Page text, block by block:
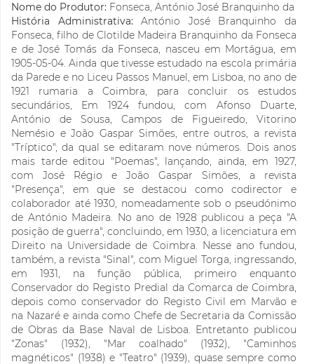
Nome do Produtor: Fonseca, António José Branquinho da
História Administrativa:António José Branquinho da
Fonseca, filho de Clotilde Madeira Branquinho da Fonseca
e de José Tomás da Fonseca, nasceu em Mortágua, em
1905-05-04. Ainda que tivesse estudado na escola primária
da Parede e no Liceu Passos Manuel, em Lisboa, no ano de
1921 rumaria a Coimbra, para concluir os estudos
secundários, Em 1924 fundou, com Afonso Duarte,
António de Sousa, Campos de Figueiredo, Vitorino
Nemésio e João Gaspar Simões, entre outros, a revista
"Tríptico", da qual se editaram nove números. Dois anos
mais tarde editou "Poemas", lançando, ainda, em 1927,
com José Régio e João Gaspar Simões, a revista
"Presença", em que se destacou como codirector e
colaborador até 1930, nomeadamente sob o pseudónimo
de António Madeira. No ano de 1928 publicou a peça "A
posição de guerra", concluindo, em 1930, a licenciatura em
Direito na Universidade de Coimbra. Nesse ano fundou,
também, a revista "Sinal", com Miguel Torga, ingressando,
em 1931, na função pública, primeiro enquanto
Conservador do Registo Predial da Comarca de Coimbra,
depois como conservador do Registo Civil em Marvão e
na Nazaré e ainda como Chefe de Secretaria da Comissão
de Obras da Base Naval de Lisboa. Entretanto publicou
"Zonas" (1932), "Mar coalhado" (1932), "Caminhos
magnéticos" (1938) e "Teatro" (1939), quase sempre como